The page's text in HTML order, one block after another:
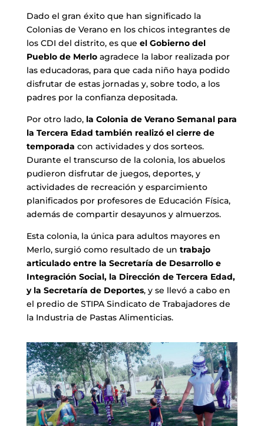
Dado el gran éxito que han significado la
Colonias de Verano en los chicos integrantes de
los CDI del distrito, es que el Gobierno del
Pueblo de Merloagradece la labor realizada por
las educadoras, para que cada niño haya podido
disfrutar de estas jornadas y, sobre todo, a los
padres por la confianza depositada.
Por otro lado, la Colonia de Verano Semanal para
la Tercera Edad también realizó el cierre de
temporada con actividades y dos sorteos.
Durante el transcurso de la colonia, los abuelos
pudieron disfrutar de juegos, deportes, y
actividades de recreación y esparcimiento
planificados por profesores de Educación Física,
además de compartir desayunos y almuerzos.
Esta colonia, la única para adultos mayores en
Merlo, surgió como resultado de un trabajo
articulado entre la Secretaría de Desarrollo e
Integración Social, la Dirección de Tercera Edad,
y la Secretaría de Deportes, y se llevó a cabo en
el predio de STIPA Sindicato de Trabajadores de
la Industria de Pastas Alimenticias.